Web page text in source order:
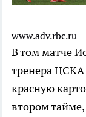
www.adv.rbc.ru
В том матче
тренера
красную
втором